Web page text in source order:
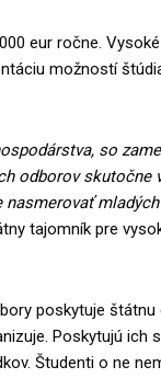
eur ročne.
možností
so
odborov skutočne
nasmerovať
tajomník pre
poskytuje štátnu
Poskytujú ich
Študenti o ne